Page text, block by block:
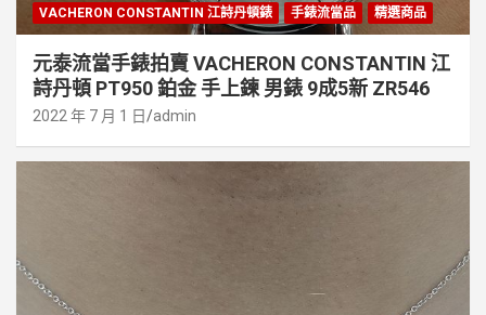
VACHERON CONSTANTIN 江詩丹頓錶 手錶流當品 精選商品
元泰流當手錶拍賣 VACHERON CONSTANTIN 江
詩丹頓 PT950 鉑金 手上鍊 男錶 9成5新 ZR546
2022 年 7 月 1 日 admin